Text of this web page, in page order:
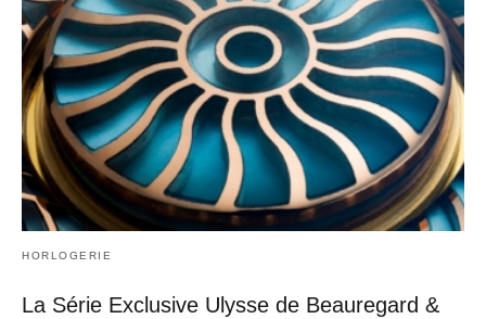
HORLOGERIE
La Série Exclusive Ulysse de Beauregard &